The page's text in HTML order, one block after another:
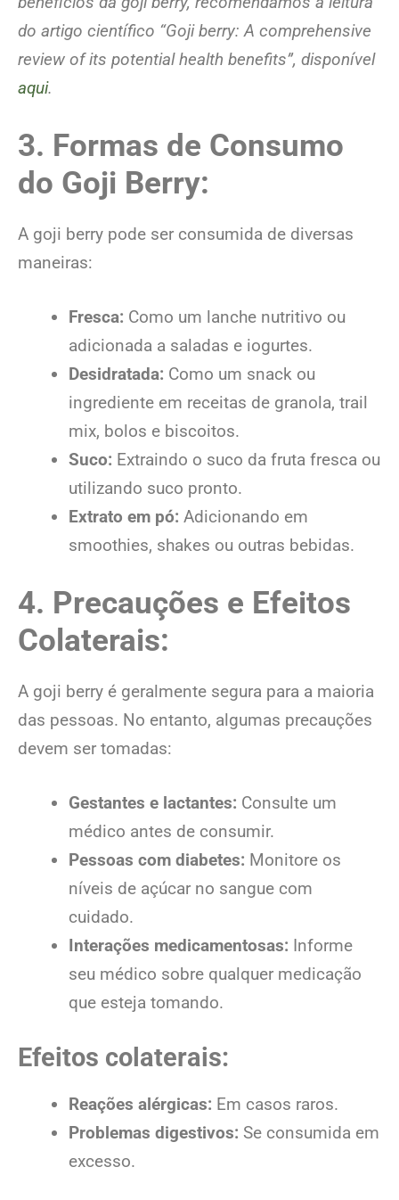
do artigo científico “Goji berry: A comprehensive
review of its potential health benefits”, disponível
aqui.
3. Formas de Consumo
do Goji Berry:
A goji berry pode ser consumida de diversas
maneiras:
Fresca: Como um lanche nutritivo ou
adicionada a saladas e iogurtes.
Desidratada: Como um snack ou
ingrediente em receitas de granola, trail
mix, bolos e biscoitos.
Suco: Extraindo o suco da fruta fresca ou
utilizando suco pronto.
Extrato em pó: Adicionando em
smoothies, shakes ou outras bebidas.
4. Precauções e Efeitos
Colaterais:
A goji berry é geralmente segura para a maioria
das pessoas. No entanto, algumas precauções
devem ser tomadas:
Gestantes e lactantes: Consulte um
médico antes de consumir.
Pessoas com diabetes: Monitore os
níveis de açúcar no sangue com
cuidado.
Interações medicamentosas: Informe
seu médico sobre qualquer medicação
que esteja tomando.
Efeitos colaterais:
Reações alérgicas: Em casos raros.
Problemas digestivos: Se consumida em
excesso.